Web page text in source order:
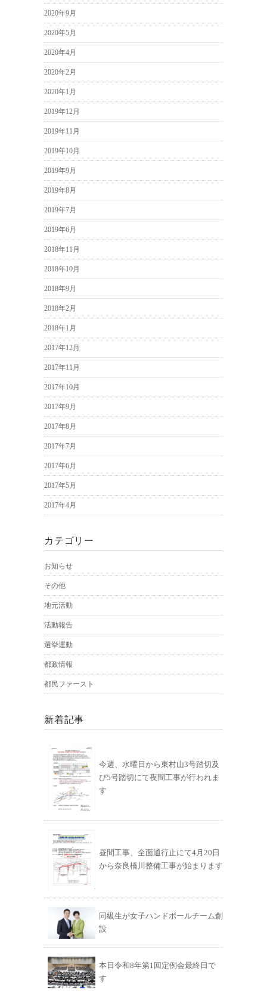
2020年9月
2020年5月
2020年4月
2020年2月
2020年1月
2019年12月
2019年11月
2019年10月
2019年9月
2019年8月
2019年7月
2019年6月
2018年11月
2018年10月
2018年9月
2018年2月
2018年1月
2017年12月
2017年11月
2017年10月
2017年9月
2017年8月
2017年7月
2017年6月
2017年5月
2017年4月
カテゴリー
お知らせ
その他
地元活動
活動報告
選挙運動
都政情報
都民ファースト
新着記事
今週、水曜日から東村山3号踏切及
び5号踏切にて夜間工事が行われま
す
昼間工事、全面通行止にて4月20日
から奈良橋川整備工事が始まります
同級生が女子ハンドボールチーム創
設
本日令和8年第1回定例会最終日で
す